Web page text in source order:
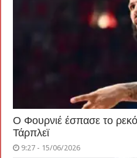
Ο Φουρνιέ έσπασε το
Τάρπλεϊ
9:27 - 15/06/2026